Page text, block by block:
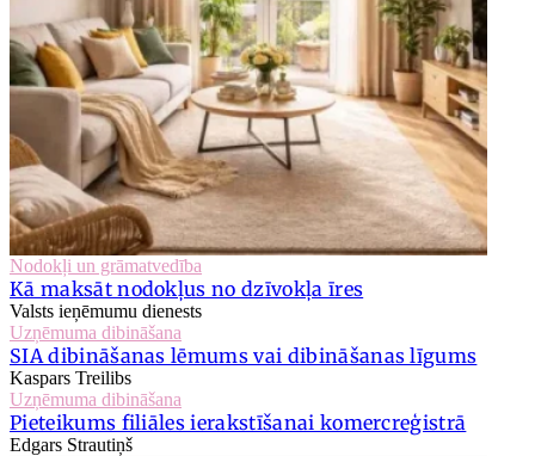
Nodokļi un grāmatvedība
Kā maksāt nodokļus no dzīvokļa īres
Valsts ieņēmumu dienests
Uzņēmuma dibināšana
SIA dibināšanas lēmums vai dibināšanas līgums
Kaspars Treilibs
Uzņēmuma dibināšana
Pieteikums filiāles ierakstīšanai komercreģistrā
Edgars Strautiņš